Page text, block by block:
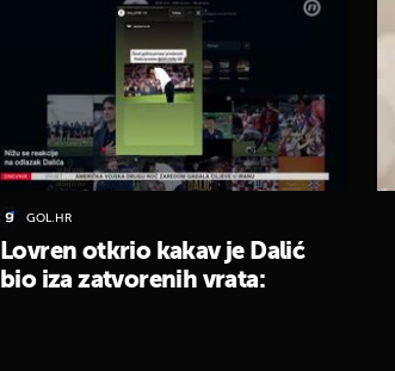
GOL.HR
Lovren otkrio kakav je Dalić
bio iza zatvorenih vrata: